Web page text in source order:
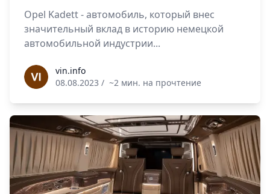
Opel Kadett - автомобиль, который внес
значительный вклад в историю немецкой
автомобильной индустрии...
vin.infovin.info
08.08.2023 / ~2 мин. на прочтение